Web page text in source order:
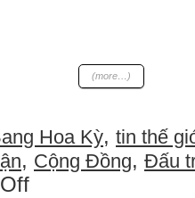
(more…)
Hoa Kỳ, tin thế
, Cộng Đồng, Đấu
on